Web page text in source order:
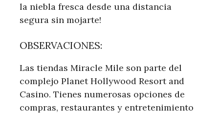
la niebla fresca desde una distancia
segura sin mojarte!
OBSERVACIONES:
Las tiendas Miracle Mile son parte del
complejo Planet Hollywood Resort and
Casino. Tienes numerosas opciones de
compras, restaurantes y entretenimiento